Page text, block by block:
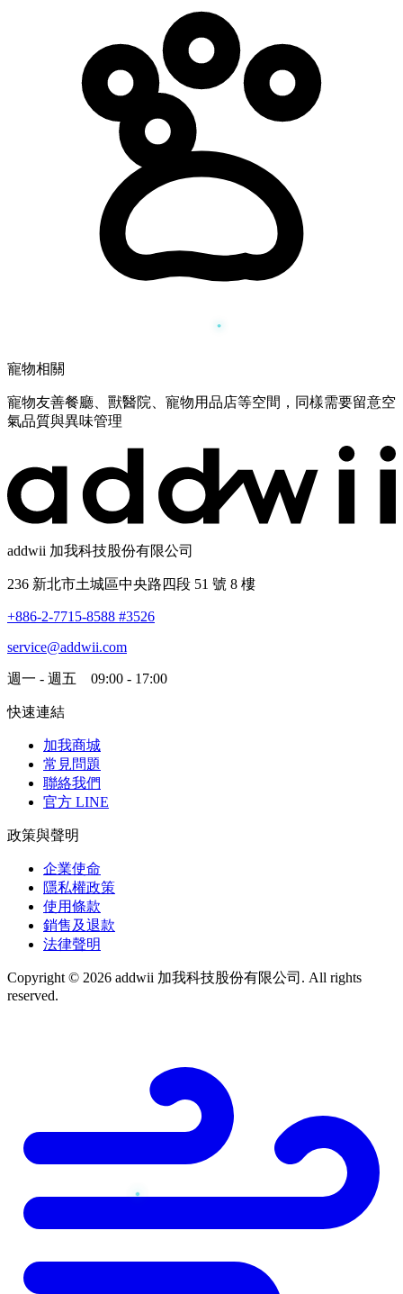
寵物相關
寵物友善餐廳、獸醫院、寵物用品店等空間，同樣需要留意空
氣品質與異味管理
addwii 加我科技股份有限公司
236 新北市土城區中央路四段 51 號 8 樓
+886-2-7715-8588 #3526
service@addwii.com
週一 - 週五 09:00 - 17:00
快速連結
加我商城
常見問題
聯絡我們
官方 LINE
政策與聲明
企業使命
隱私權政策
使用條款
銷售及退款
法律聲明
Copyright © 2026 addwii 加我科技股份有限公司. All rights
reserved.